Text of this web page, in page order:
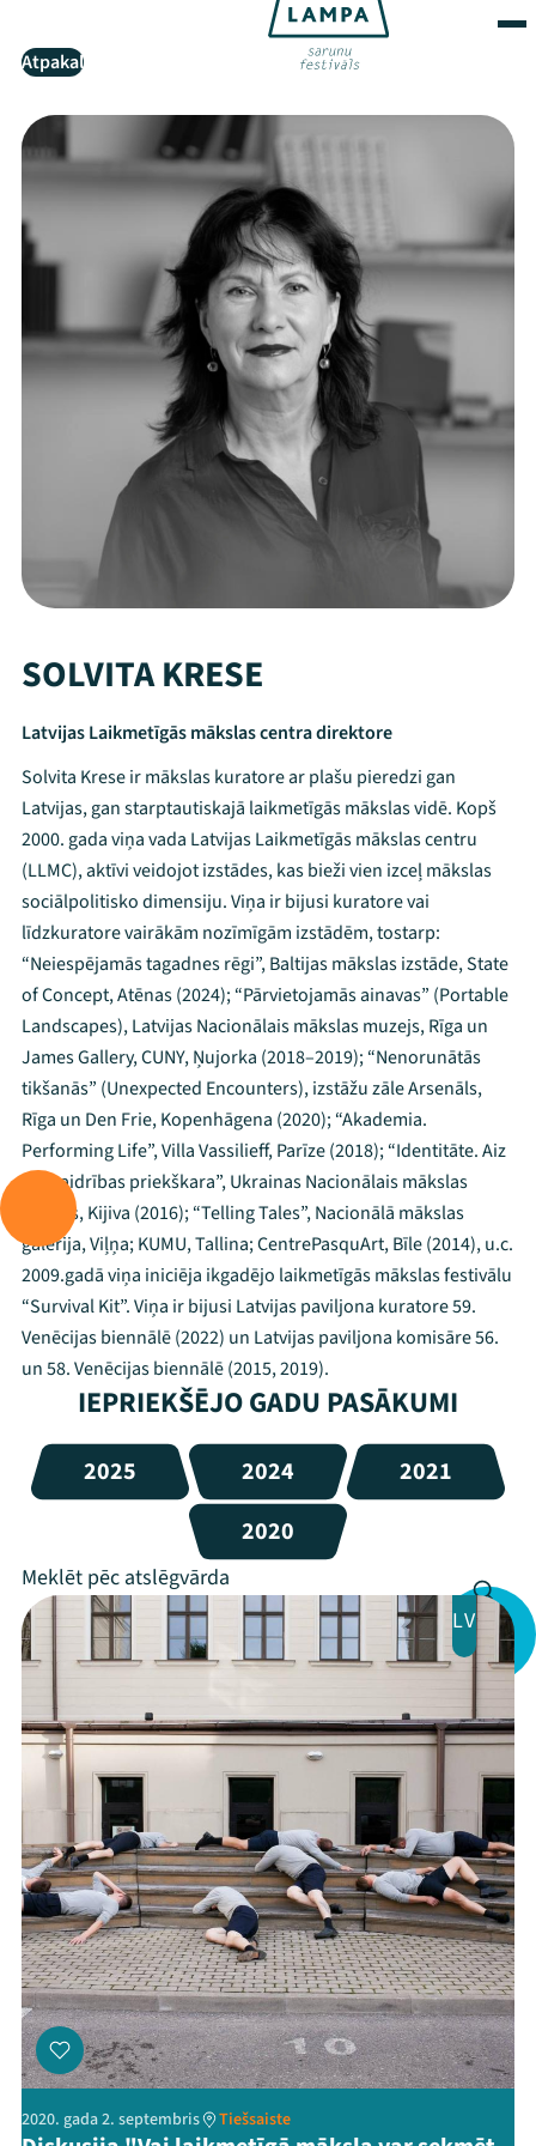
Atpakaļ
SOLVITA KRESE
Latvijas Laikmetīgās mākslas centra direktore
Solvita Krese ir mākslas kuratore ar plašu pieredzi gan
Latvijas, gan starptautiskajā laikmetīgās mākslas vidē. Kopš
2000. gada viņa vada Latvijas Laikmetīgās mākslas centru
(LLMC), aktīvi veidojot izstādes, kas bieži vien izceļ mākslas
sociālpolitisko dimensiju. Viņa ir bijusi kuratore vai
līdzkuratore vairākām nozīmīgām izstādēm, tostarp:
“Neiespējamās tagadnes rēgi”, Baltijas mākslas izstāde, State
of Concept, Atēnas (2024); “Pārvietojamās ainavas” (Portable
Landscapes), Latvijas Nacionālais mākslas muzejs, Rīga un
James Gallery, CUNY, Ņujorka (2018–2019); “Nenorunātās
tikšanās” (Unexpected Encounters), izstāžu zāle Arsenāls,
Rīga un Den Frie, Kopenhāgena (2020); “Akademia.
Performing Life”, Villa Vassilieff, Parīze (2018); “Identitāte. Aiz
neskaidrības priekškara”, Ukrainas Nacionālais mākslas
muzejs, Kijiva (2016); “Telling Tales”, Nacionālā mākslas
galerija, Viļņa; KUMU, Tallina; CentrePasquArt, Bīle (2014), u.c.
2009.gadā viņa iniciēja ikgadējo laikmetīgās mākslas festivālu
“Survival Kit”. Viņa ir bijusi Latvijas paviljona kuratore 59.
Venēcijas biennālē (2022) un Latvijas paviljona komisāre 56.
un 58. Venēcijas biennālē (2015, 2019).
IEPRIEKŠĒJO GADU PASĀKUMI
2025 2024
2021
2020
LV
2020. gada 2. septembris Tiešsaiste